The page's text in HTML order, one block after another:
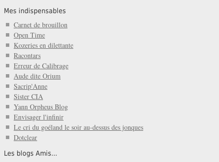
Mes indispensables
Carnet de brouillon
Open Time
Kozeries en dilettante
Racontars
Erreur de Calibrage
Aude dite Orium
Sacrip'Anne
Sister CIA
Yann Orpheus Blog
Envisager l'infinir
Le cri du goéland le soir au-dessus des jonques
Dotclear
Les blogs Amis...